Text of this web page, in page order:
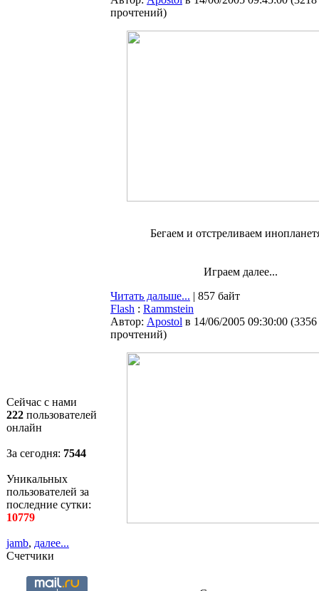
Сейчас с нами
222 пользователей
онлайн
За сегодня: 7544
Уникальных
пользователей за
последние сутки:
10779
jamb, далее...
Счетчики
прочтений)
Бегаем и отстреливаем
Играем далее...
Читать дальше... | 857 байт
Flash : Rammstein
Автор: Apostol в 14/06/2005 09:30:00 (3356
прочтений)